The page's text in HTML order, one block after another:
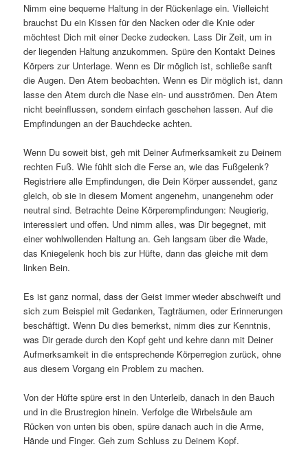
Nimm eine bequeme Haltung in der Rückenlage ein. Vielleicht
brauchst Du ein Kissen für den Nacken oder die Knie oder
möchtest Dich mit einer Decke zudecken. Lass Dir Zeit, um in
der liegenden Haltung anzukommen. Spüre den Kontakt Deines
Körpers zur Unterlage. Wenn es Dir möglich ist, schließe sanft
die Augen. Den Atem beobachten. Wenn es Dir möglich ist, dann
lasse den Atem durch die Nase ein- und ausströmen. Den Atem
nicht beeinflussen, sondern einfach geschehen lassen. Auf die
Empfindungen an der Bauchdecke achten.
Wenn Du soweit bist, geh mit Deiner Aufmerksamkeit zu Deinem
rechten Fuß. Wie fühlt sich die Ferse an, wie das Fußgelenk?
Registriere alle Empfindungen, die Dein Körper aussendet, ganz
gleich, ob sie in diesem Moment angenehm, unangenehm oder
neutral sind. Betrachte Deine Körperempfindungen: Neugierig,
interessiert und offen. Und nimm alles, was Dir begegnet, mit
einer wohlwollenden Haltung an. Geh langsam über die Wade,
das Kniegelenk hoch bis zur Hüfte, dann das gleiche mit dem
linken Bein.
Es ist ganz normal, dass der Geist immer wieder abschweift und
sich zum Beispiel mit Gedanken, Tagträumen, oder Erinnerungen
beschäftigt. Wenn Du dies bemerkst, nimm dies zur Kenntnis,
was Dir gerade durch den Kopf geht und kehre dann mit Deiner
Aufmerksamkeit in die entsprechende Körperregion zurück, ohne
aus diesem Vorgang ein Problem zu machen.
Von der Hüfte spüre erst in den Unterleib, danach in den Bauch
und in die Brustregion hinein. Verfolge die Wirbelsäule am
Rücken von unten bis oben, spüre danach auch in die Arme,
Hände und Finger. Geh zum Schluss zu Deinem Kopf.